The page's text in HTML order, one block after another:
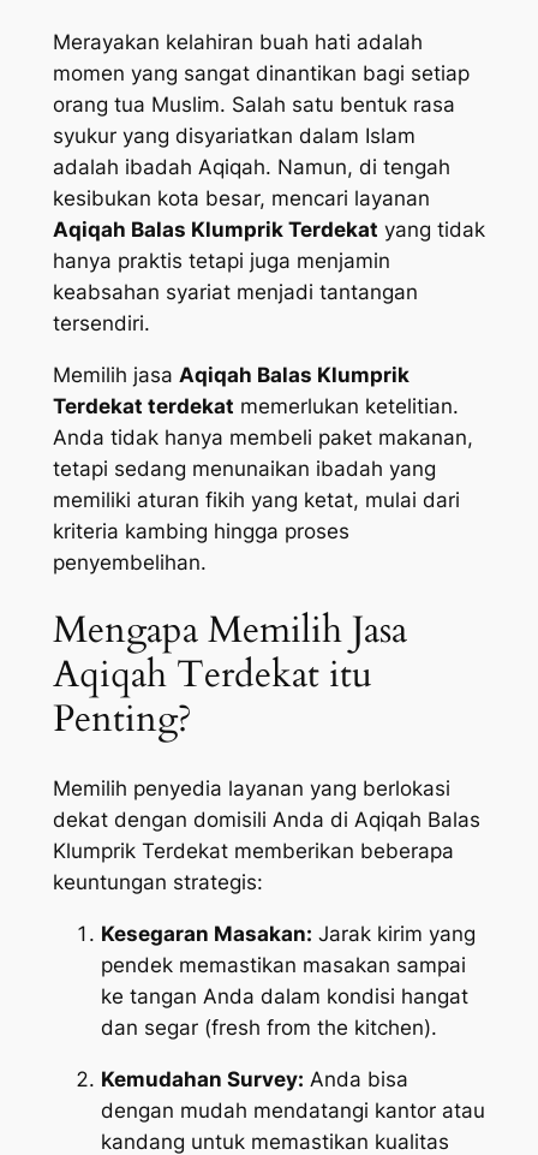
Merayakan kelahiran buah hati adalah
momen yang sangat dinantikan bagi setiap
orang tua Muslim. Salah satu bentuk rasa
syukur yang disyariatkan dalam Islam
adalah ibadah Aqiqah. Namun, di tengah
kesibukan kota besar, mencari layanan
Aqiqah Balas Klumprik Terdekat yang tidak
hanya praktis tetapi juga menjamin
keabsahan syariat menjadi tantangan
tersendiri.
Memilih jasa Aqiqah Balas Klumprik
Terdekat terdekat memerlukan ketelitian.
Anda tidak hanya membeli paket makanan,
tetapi sedang menunaikan ibadah yang
memiliki aturan fikih yang ketat, mulai dari
kriteria kambing hingga proses
penyembelihan.
Mengapa Memilih Jasa
Aqiqah Terdekat itu
Penting?
Memilih penyedia layanan yang berlokasi
dekat dengan domisili Anda di Aqiqah Balas
Klumprik Terdekat memberikan beberapa
keuntungan strategis:
Kesegaran Masakan: Jarak kirim yang
pendek memastikan masakan sampai
ke tangan Anda dalam kondisi hangat
dan segar (fresh from the kitchen).
Kemudahan Survey: Anda bisa
dengan mudah mendatangi kantor atau
kandang untuk memastikan kualitas